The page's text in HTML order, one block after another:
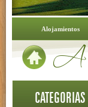
Alojamientos
A
CATEGORIAS